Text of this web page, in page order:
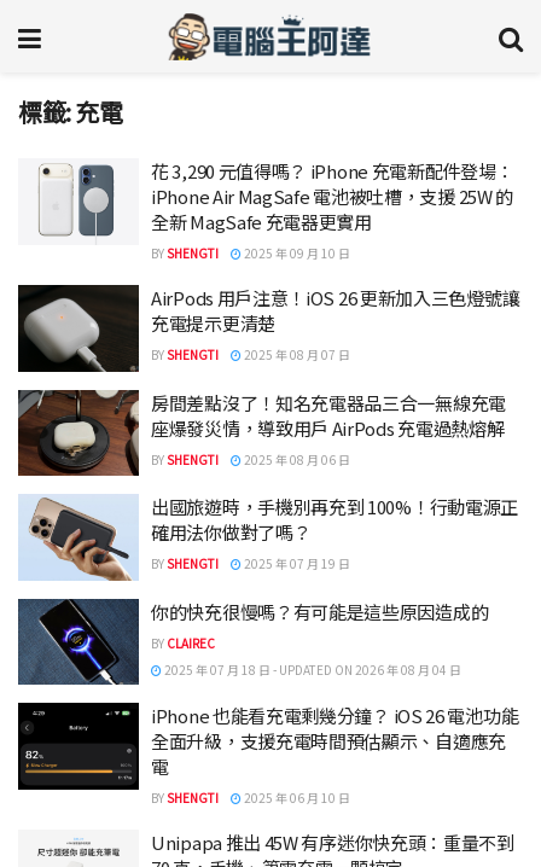
標籤:充電
花 3,290 元值得嗎？ iPhone 充電新配件登場：
iPhone Air MagSafe 電池被吐槽，支援 25W 的
全新 MagSafe 充電器更實用
BYSHENGTI 2025 年 09 月 10 日
AirPods 用戶注意！iOS 26 更新加入三色燈號讓
充電提示更清楚
BYSHENGTI 2025 年 08 月 07 日
房間差點沒了！知名充電器品三合一無線充電
座爆發災情，導致用戶 AirPods 充電過熱熔解
BYSHENGTI 2025 年 08 月 06 日
出國旅遊時，手機別再充到 100%！行動電源正
確用法你做對了嗎？
BYSHENGTI 2025 年 07 月 19 日
你的快充很慢嗎？有可能是這些原因造成的
BY CLAIREC
2025 年 07 月 18 日 - UPDATED ON 2026 年 08 月 04 日
iPhone 也能看充電剩幾分鐘？ iOS 26 電池功能
全面升級，支援充電時間預估顯示、自適應充
電
BYSHENGTI 2025 年 06 月 10 日
Unipapa 推出 45W 有序迷你快充頭：重量不到